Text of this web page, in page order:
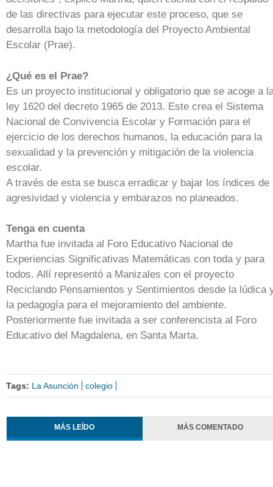
de las directivas para ejecutar este proceso, que se
desarrolla bajo la metodología del Proyecto Ambiental
Escolar (Prae).
¿Qué es el Prae?
Es un proyecto institucional y obligatorio que se acoge a
ley 1620 del decreto 1965 de 2013. Este crea el Sistema
Nacional de Convivencia Escolar y Formación para el
ejercicio de los derechos humanos, la educación para la
sexualidad y la prevención y mitigación de la violencia
escolar.
A través de esta se busca erradicar y bajar los índices de
agresividad y violencia y embarazos no planeados.
Tenga en cuenta
Martha fue invitada al Foro Educativo Nacional de
Experiencias Significativas Matemáticas con toda y para
todos. Allí representó a Manizales con el proyecto
Reciclando Pensamientos y Sentimientos desde la lúdica
la pedagogía para el mejoramiento del ambiente.
Posteriormente fue invitada a ser conferencista al Foro
Educativo del Magdalena, en Santa Marta.
Tags: La Asunción colegio
MÁS LEÍDO MÁS COMENTADO